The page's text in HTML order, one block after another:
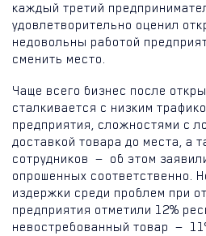
каждый третий
удовлетворительно оценил
недовольны работой
сменить место.
Чаще всего бизнес после
сталкивается с низким
предприятия, сложностями с
доставкой товара до места, а
сотрудников — об этом
опрошенных соответственно.
издержки среди проблем при
предприятия отметили 12%
невостребованный товар —